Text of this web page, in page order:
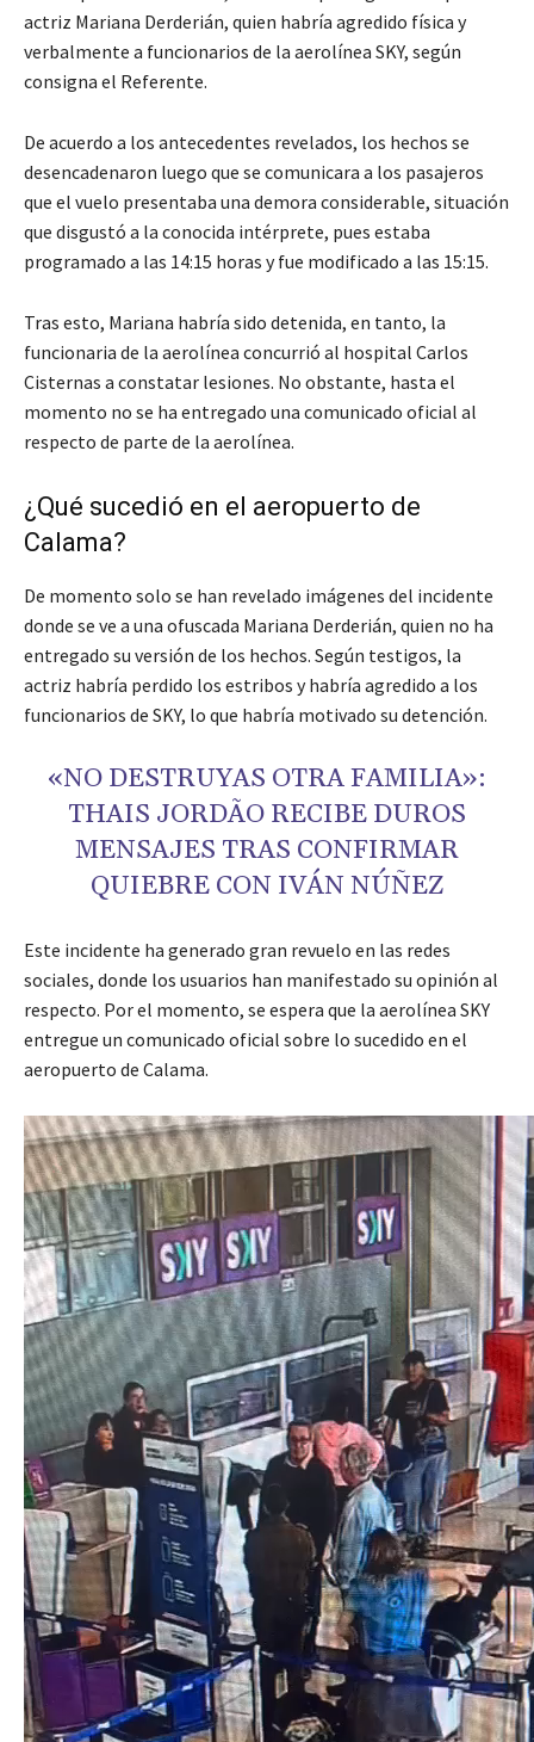
actriz Mariana Derderián, quien habría agredido física y
verbalmente a funcionarios de la aerolínea SKY, según
consigna el Referente.
De acuerdo a los antecedentes revelados, los hechos se
desencadenaron luego que se comunicara a los pasajeros
que el vuelo presentaba una demora considerable, situación
que disgustó a la conocida intérprete, pues estaba
programado a las 14:15 horas y fue modificado a las 15:15.
Tras esto, Mariana habría sido detenida, en tanto, la
funcionaria de la aerolínea concurrió al hospital Carlos
Cisternas a constatar lesiones. No obstante, hasta el
momento no se ha entregado una comunicado oficial al
respecto de parte de la aerolínea.
¿Qué sucedió en el aeropuerto de
Calama?
De momento solo se han revelado imágenes del incidente
donde se ve a una ofuscada Mariana Derderián, quien no ha
entregado su versión de los hechos. Según testigos, la
actriz habría perdido los estribos y habría agredido a los
funcionarios de SKY, lo que habría motivado su detención.
«NO DESTRUYAS OTRA FAMILIA»:
THAIS JORDÃO RECIBE DUROS
MENSAJES TRAS CONFIRMAR
QUIEBRE CON IVÁN NÚÑEZ
Este incidente ha generado gran revuelo en las redes
sociales, donde los usuarios han manifestado su opinión al
respecto. Por el momento, se espera que la aerolínea SKY
entregue un comunicado oficial sobre lo sucedido en el
aeropuerto de Calama.